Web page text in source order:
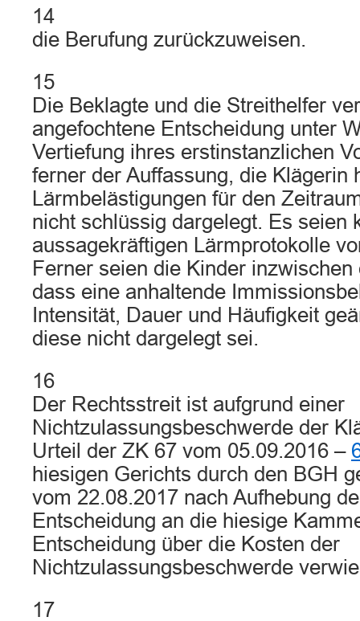
14
die Berufung zurückzuweisen.
15
Die Beklagte und die Streithelfer
angefochtene Entscheidung unter
Vertiefung ihres erstinstanzlichen
ferner der Auffassung, die Klägerin
Lärmbelästigungen für den
nicht schlüssig dargelegt. Es seien
aussagekräftigen Lärmprotokolle
Ferner seien die Kinder
dass eine anhaltende
Intensität, Dauer und Häufigkeit
diese nicht dargelegt sei.
16
Der Rechtsstreit ist aufgrund einer
Nichtzulassungsbeschwerde der
Urteil der ZK 67 vom 05.09.2016 –
hiesigen Gerichts durch den BGH
vom 22.08.2017 nach Aufhebung
Entscheidung an die hiesige
Entscheidung über die Kosten der
Nichtzulassungsbeschwerde
17